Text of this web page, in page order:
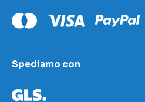
Contatti
Le nostre sedi
Area download
LED Wizard
Spediamo con